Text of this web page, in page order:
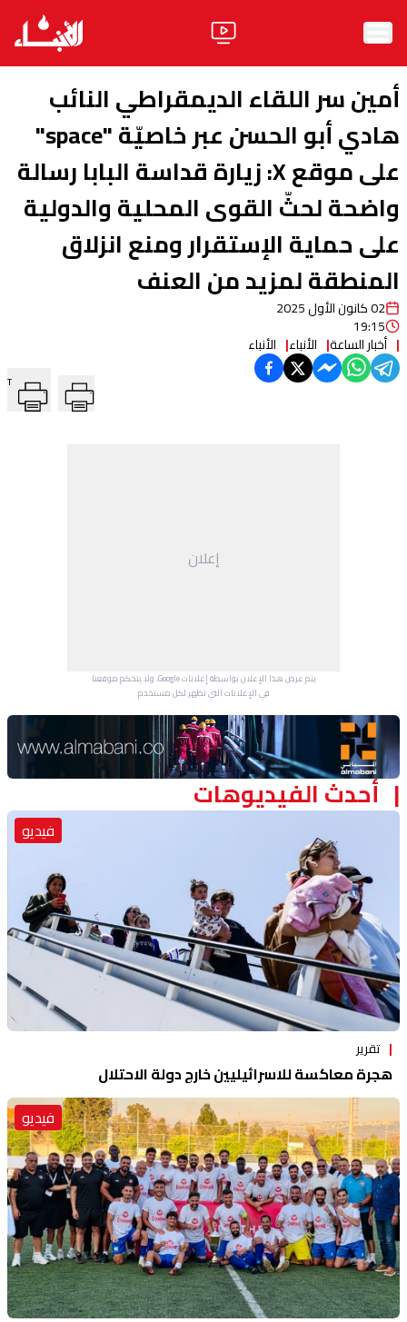
الأخبار
آراء
فيديو
مواقف
وليد جنبلاطالحزب
ابحث
أمين سر اللقاء الديمقراطي النائب
هادي أبو الحسن عبر خاصيّة "space"
على موقع X: زيارة قداسة البابا رسالة
واضحة لحثّ القوى المحلية والدولية
على حماية الإستقرار ومنع انزلاق
المنطقة لمزيد من العنف
02 كانون الأول 2025
19:15
أخبار الساعة الأنباء الأنباء
T
إعلان
يتم عرض هذا الإعلان بواسطة إعلانات Google، ولا يتحكم موقعنا
في الإعلانات التي تظهر لكل مستخدم.
Advertisement Section
أحدث الفيديوهات
فيديو
تقرير
هجرة معاكسة للاسرائيليين خارج دولة الاحتلال
فيديو